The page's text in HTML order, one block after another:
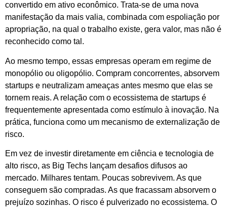
convertido em ativo econômico. Trata-se de uma nova
manifestação da mais valia, combinada com espoliação por
apropriação, na qual o trabalho existe, gera valor, mas não é
reconhecido como tal.
Ao mesmo tempo, essas empresas operam em regime de
monopólio ou oligopólio. Compram concorrentes, absorvem
startups e neutralizam ameaças antes mesmo que elas se
tornem reais. A relação com o ecossistema de startups é
frequentemente apresentada como estímulo à inovação. Na
prática, funciona como um mecanismo de externalização de
risco.
Em vez de investir diretamente em ciência e tecnologia de
alto risco, as Big Techs lançam desafios difusos ao
mercado. Milhares tentam. Poucas sobrevivem. As que
conseguem são compradas. As que fracassam absorvem o
prejuízo sozinhas. O risco é pulverizado no ecossistema. O